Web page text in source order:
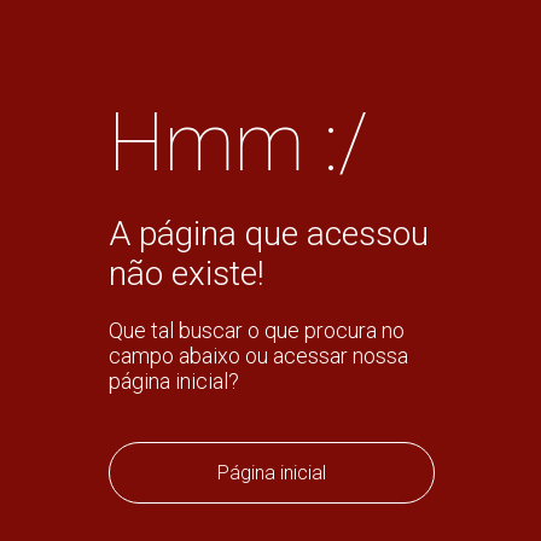
Hmm :/
A página que acessou
não existe!
Que tal buscar o que procura no
campo abaixo ou acessar nossa
página inicial?
Página inicial